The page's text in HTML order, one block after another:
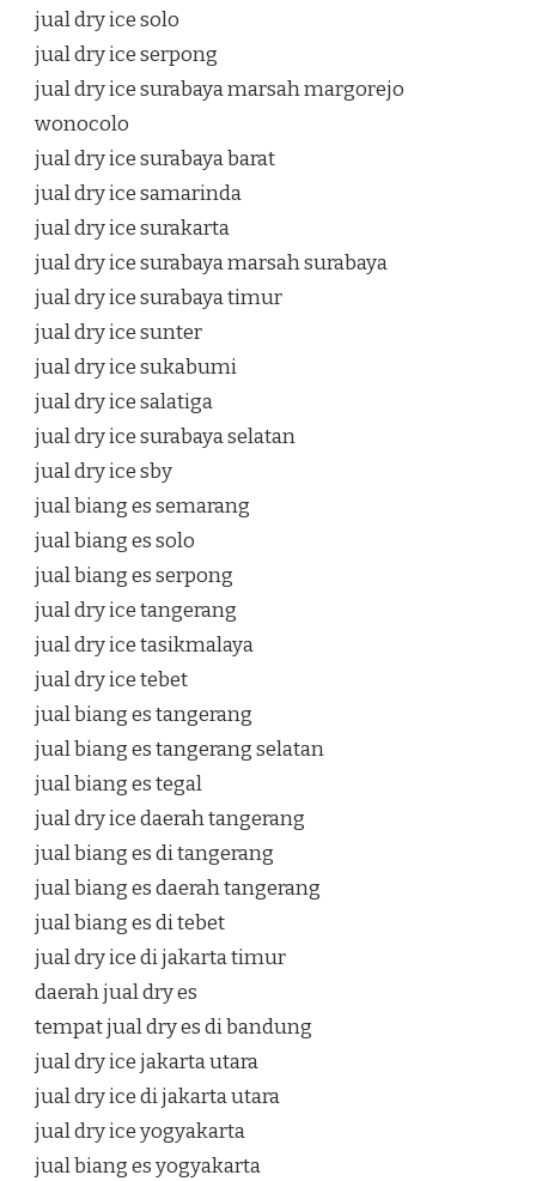
jual dry ice solo
jual dry ice serpong
jual dry ice surabaya marsah margorejo
wonocolo
jual dry ice surabaya barat
jual dry ice samarinda
jual dry ice surakarta
jual dry ice surabaya marsah surabaya
jual dry ice surabaya timur
jual dry ice sunter
jual dry ice sukabumi
jual dry ice salatiga
jual dry ice surabaya selatan
jual dry ice sby
jual biang es semarang
jual biang es solo
jual biang es serpong
jual dry ice tangerang
jual dry ice tasikmalaya
jual dry ice tebet
jual biang es tangerang
jual biang es tangerang selatan
jual biang es tegal
jual dry ice daerah tangerang
jual biang es di tangerang
jual biang es daerah tangerang
jual biang es di tebet
jual dry ice di jakarta timur
daerah jual dry es
tempat jual dry es di bandung
jual dry ice jakarta utara
jual dry ice di jakarta utara
jual dry ice yogyakarta
jual biang es yogyakarta